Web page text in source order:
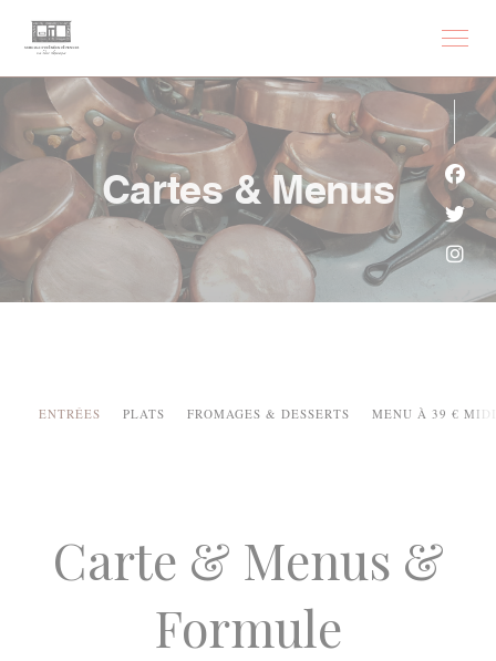
Cartes & Menus
ENTRÉES PLATS FROMAGES & DESSERTS MENU À 39 €
Carte & Menus &
Formule